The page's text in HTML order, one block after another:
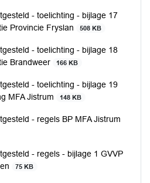
- toelichting - bijlage 17
Provincie Fryslan
508 KB
- toelichting - bijlage 18
Brandweer
166 KB
- toelichting - bijlage 19
MFA Jistrum
148 KB
- regels BP MFA Jistrum
- regels - bijlage 1 GVVP
75 KB